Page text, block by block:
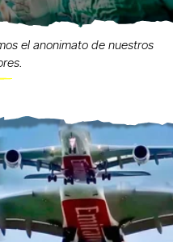
el anonimato de nuestros